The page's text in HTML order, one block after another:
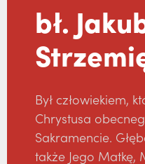
bł.
Był człowiekiem,
Chrystusa
Sakramencie.
także Jego Matkę,